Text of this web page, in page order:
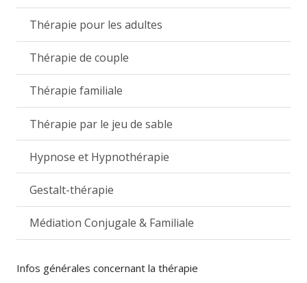
Thérapie pour les adultes
Thérapie de couple
Thérapie familiale
Thérapie par le jeu de sable
Hypnose et Hypnothérapie
Gestalt-thérapie
Médiation Conjugale & Familiale
Infos générales concernant la thérapie